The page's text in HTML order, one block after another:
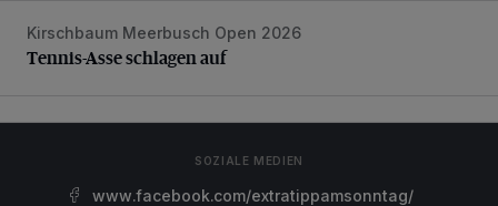
Tennis-Asse schlagen auf
Kirschbaum Meerbusch Open 2026
Tennis-Asse schlagen auf
SOZIALE MEDIEN
www.facebook.com/extratippamsonntag/